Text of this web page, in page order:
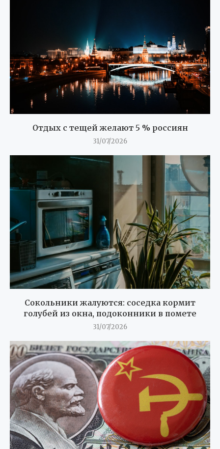
Отдых с тещей желают 5 % россиян
31/07/2026
Сокольники жалуются: соседка кормит
голубей из окна, подоконники в помете
31/07/2026
Северсталь ушла в убыток на $655 млн
30/07/2026